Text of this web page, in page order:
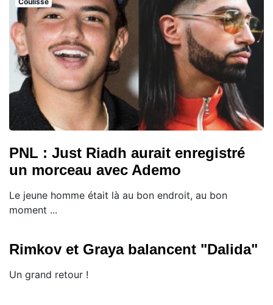
PNL : Just Riadh aurait enregistré
un morceau avec Ademo
Le jeune homme était là au bon endroit, au bon
moment ...
Rimkov et Graya balancent "Dalida"
Un grand retour !